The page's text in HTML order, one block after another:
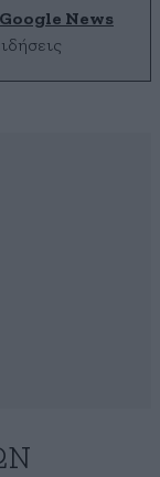
Google News